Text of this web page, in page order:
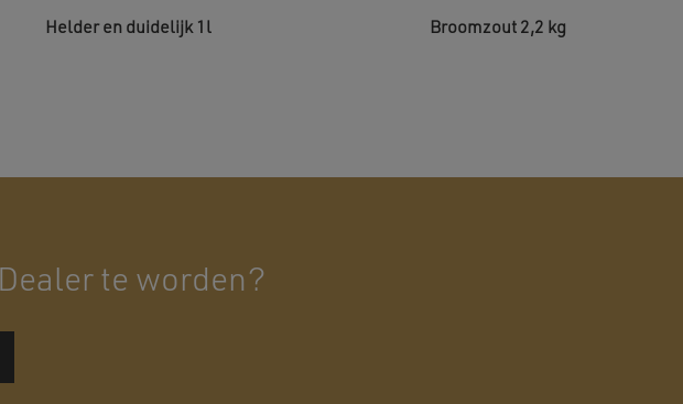
Helder en duidelijk 1l Broomzout 2,2 kg
te worden?